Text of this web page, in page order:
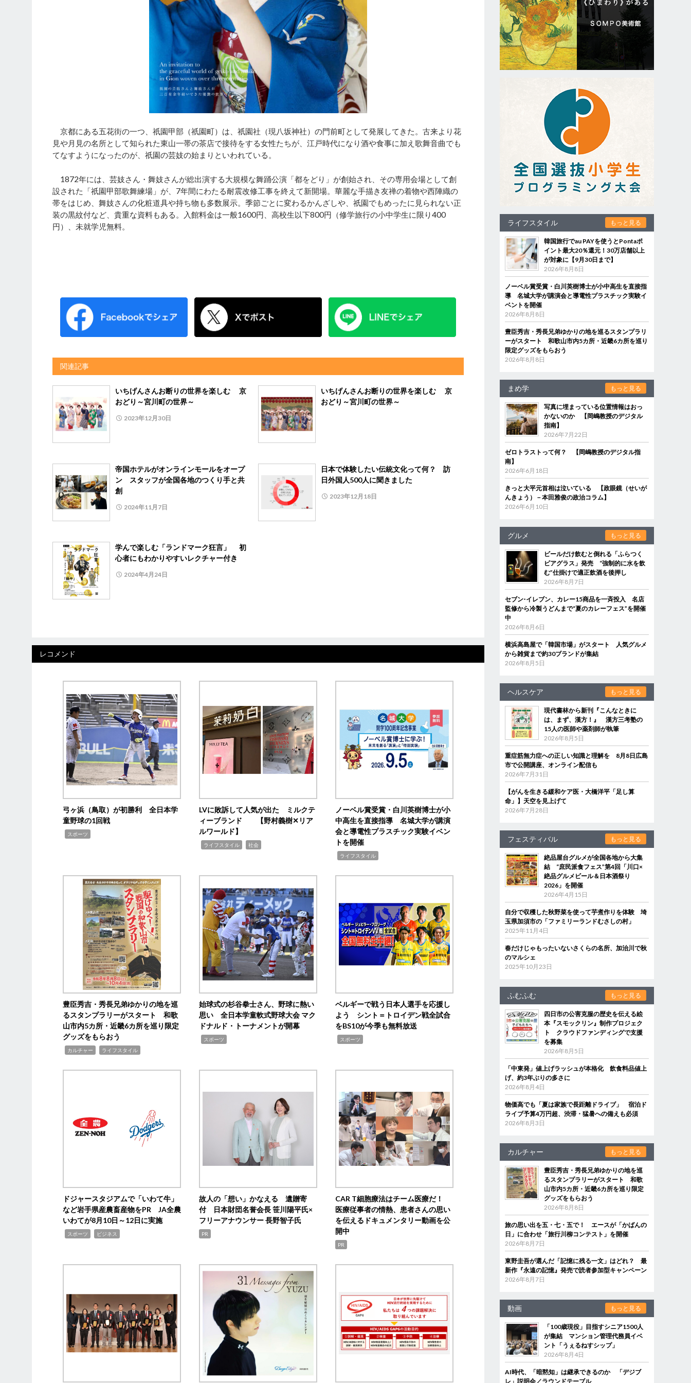
京都にある五花街の一つ、祇園甲部（祇園町）は、祇園社（現八坂神社）の門前町として発展してきた。古来より花
見や月見の名所として知られた東山一帯の茶店で接待をする女性たちが、江戸時代になり酒や食事に加え歌舞音曲でも
てなすようになったのが、祇園の芸妓の始まりといわれている。
1872年には、芸妓さん・舞妓さんが総出演する大規模な舞踊公演「都をどり」が創始され、その専用会場として創
設された「祇園甲部歌舞練場」が、7年間にわたる耐震改修工事を終えて新開場。華麗な手描き友禅の着物や西陣織の
帯をはじめ、舞妓さんの化粧道具や持ち物も多数展示。季節ごとに変わるかんざしや、祇園でもめったに見られない正
装の黒紋付など、貴重な資料もある。入館料金は一般1600円、高校生以下800円（修学旅行の小中学生に限り400
円）、未就学児無料。
関連記事
いちげんさんお断りの世界を楽しむ 京
おどり～宮川町の世界～
2023年12月30日
いちげんさんお断りの世界を楽しむ 京
おどり～宮川町の世界～
帝国ホテルがオンラインモールをオープ
ン スタッフが全国各地のつくり手と共
創
2024年11月7日
日本で体験したい伝統文化って何？ 訪
日外国人500人に聞きました
2023年12月18日
学んで楽しむ「ランドマーク狂言」 初
心者にもわかりやすいレクチャー付き
2024年4月24日
レコメンド
弓ヶ浜（鳥取）が初勝利 全日本学
童野球の1回戦
スポーツ
LVに敗訴して人気が出た ミルクテ
ィーブランド 【野村義樹✕リア
ルワールド】
ライフスタイル 社会
ノーベル賞受賞・白川英樹博士が小
中高生を直接指導 名城大学が講演
会と導電性プラスチック実験イベン
トを開催
ライフスタイル
豊臣秀吉・秀長兄弟ゆかりの地を巡
るスタンプラリーがスタート 和歌
山市内5カ所・近畿6カ所を巡り限定
グッズをもらおう
カルチャー ライフスタイル
始球式の杉谷拳士さん、野球に熱い
思い 全日本学童軟式野球大会 マク
ドナルド・トーナメントが開幕
スポーツ
ベルギーで戦う日本人選手を応援し
よう シント＝トロイデン戦全試合
をBS10が今季も無料放送
スポーツ
ドジャースタジアムで「いわて牛」
など岩手県産農畜産物をPR JA全農
いわてが8月10日～12日に実施
スポーツ ビジネス
故人の「想い」かなえる 遺贈寄
付 日本財団名誉会長 笹川陽平氏×
フリーアナウンサー 長野智子氏
PR
CAR T細胞療法はチーム医療だ！
医療従事者の情熱、患者さんの思い
を伝えるドキュメンタリー動画を公
開中
PR
ライフスタイル もっと見る
韓国旅行でau PAYを使うとPontaポ
イント最大20％還元！30万店舗以上
が対象に【9月30日まで】
2026年8月8日
ノーベル賞受賞・白川英樹博士が小中高生を直接指
導 名城大学が講演会と導電性プラスチック実験イ
ベントを開催
2026年8月8日
豊臣秀吉・秀長兄弟ゆかりの地を巡るスタンプラリ
ーがスタート 和歌山市内5カ所・近畿6カ所を巡り
限定グッズをもらおう
2026年8月8日
まめ学 もっと見る
写真に埋まっている位置情報はおっ
かないのか 【岡嶋教授のデジタル
指南】
2026年7月22日
ゼロトラストって何？ 【岡嶋教授のデジタル指
南】
2026年6月18日
きっと大平元首相は泣いている 【政眼鏡（せいが
んきょう）－本田雅俊の政治コラム】
2026年6月10日
グルメ もっと見る
ビールだけ飲むと倒れる「ふらつく
ビアグラス」発売 “強制的に水を飲
む”仕掛けで適正飲酒を後押し
2026年8月7日
セブン‐イレブン、カレー15商品を一斉投入 名店
監修から冷製うどんまで“夏のカレーフェス”を開催
中
2026年8月6日
横浜高島屋で「韓国市場」がスタート 人気グルメ
から雑貨まで約30ブランドが集結
2026年8月5日
ヘルスケア もっと見る
現代書林から新刊『こんなときに
は、まず、漢方！』 漢方三考塾の
15人の医師や薬剤師が執筆
2026年8月5日
重症筋無力症への正しい知識と理解を 8月8日広島
市で公開講座、オンライン配信も
2026年7月31日
【がんを生きる緩和ケア医・大橋洋平「足し算
命」】天空を見上げて
2026年7月28日
フェスティバル もっと見る
絶品屋台グルメが全国各地から大集
結 “庶民派食フェス”第4回「川口×
絶品グルメビール＆日本酒祭り
2026」を開催
2026年4月15日
自分で収穫した秋野菜を使って芋煮作りを体験 埼
玉県加須市の「ファミリーランドむさしの村」
2025年11月4日
春だけじゃもったいないさくらの名所、加治川で秋
のマルシェ
2025年10月23日
ふむふむ もっと見る
四日市の公害克服の歴史を伝える絵
本『スモックリン』制作プロジェク
ト クラウドファンディングで支援
を募集
2026年8月5日
「中東発」値上げラッシュが本格化 飲食料品値上
げ、約3年ぶりの多さに
2026年8月4日
物価高でも「夏は家族で長距離ドライブ」 宿泊ド
ライブ予算4万円超、渋滞・猛暑への備えも必須
2026年8月3日
カルチャー もっと見る
豊臣秀吉・秀長兄弟ゆかりの地を巡
るスタンプラリーがスタート 和歌
山市内5カ所・近畿6カ所を巡り限定
グッズをもらおう
2026年8月8日
旅の思い出を五・七・五で！ エースが「かばんの
日」に合わせ「旅行川柳コンテスト」を開催
2026年8月7日
東野圭吾が選んだ「記憶に残る一文」はどれ？ 最
新作『永遠の記憶』発売で読者参加型キャンペーン
2026年8月7日
動画 もっと見る
「100歳現役」目指すシニア1500人
が集結 マンション管理代務員イベ
ント「うぇるねすシップ」
2026年8月4日
AI時代、「暗黙知」は継承できるのか 「デジブ
レ」説明会／ラウンドテーブル